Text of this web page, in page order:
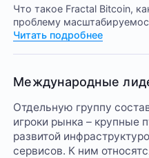
Что такое Fractal Bitcoin,
проблему
Fractal Bitcoin, как майнить
Читать подробнее
Международные
Отдельную группу
игроки рынка – крупные
развитой
сервисов. К ним